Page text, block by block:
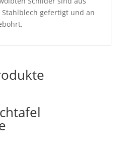
Stahl­blech gefertigt und an